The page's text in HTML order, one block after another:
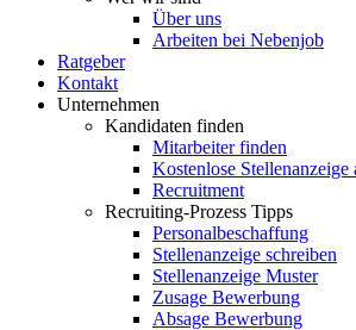
Über uns
Arbeiten bei Nebenjob
Ratgeber
Kontakt
Unternehmen
Kandidaten finden
Mitarbeiter finden
Kostenlose Stellenanzeige
Recruitment
Recruiting-Prozess Tipps
Personalbeschaffung
Stellenanzeige schreiben
Stellenanzeige Muster
Zusage Bewerbung
Absage Bewerbung